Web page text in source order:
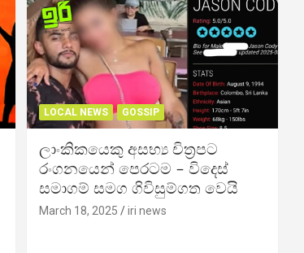
LOCAL NEWS GOSSIP
ලාංකිකයෙකු අසභ්‍ය චිත්‍රපට
රංගනයෙන් පෙරටම – විදෙස්
සමාගම් සමග ගිවිසුම්ගත වෙයි
March 18, 2025 iri news